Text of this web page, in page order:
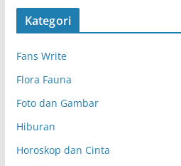
s
Kategori
Fans Write
Flora Fauna
Foto dan Gambar
Hiburan
Horoskop dan Cinta